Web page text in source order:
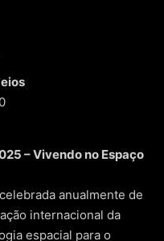
– Vivendo no Espaço
anualmente de
internacional da
espacial para o